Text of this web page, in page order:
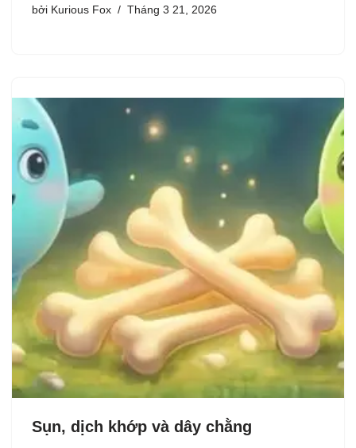
bởi Kurious Fox Tháng 3 21, 2026
Sụn, dịch khớp và dây chằng